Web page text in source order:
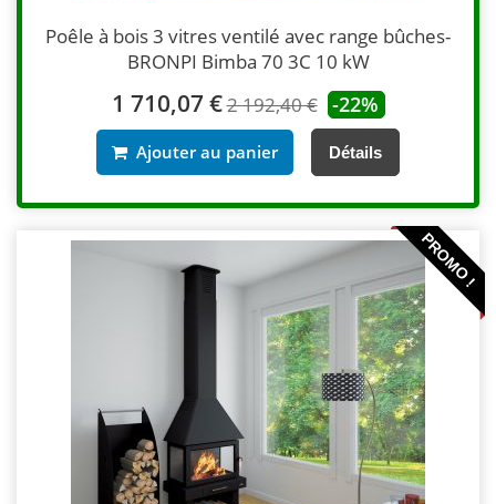
Poêle à bois 3 vitres ventilé avec range bûches-
BRONPI Bimba 70 3C 10 kW
1 710,07 €2 192,40 € -22%
Ajouter au panier Détails
PROMO !